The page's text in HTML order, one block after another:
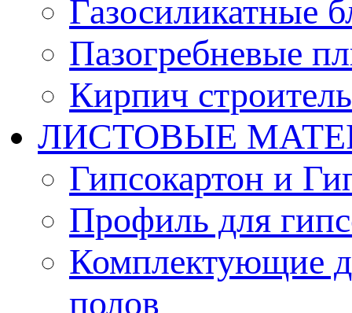
Газосиликатные
Пазогребневые
Кирпич
ЛИСТОВЫЕ
Гипсокартон и
Профиль для
Комплектующие
полов